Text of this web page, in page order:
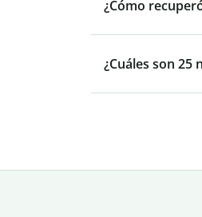
¿Cómo
¿Cuáles son 25